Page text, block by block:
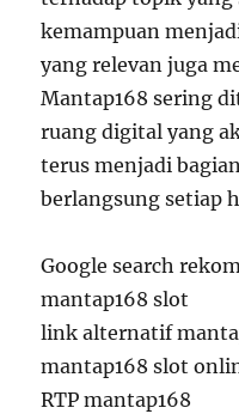
kemampuan
yang relevan juga
Mantap168 sering
ruang digital yang
terus menjadi
berlangsung setiap
Google search
mantap168 slot
link alternatif
mantap168 slot
RTP mantap168